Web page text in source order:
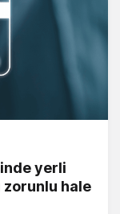
yerli
zorunlu hale